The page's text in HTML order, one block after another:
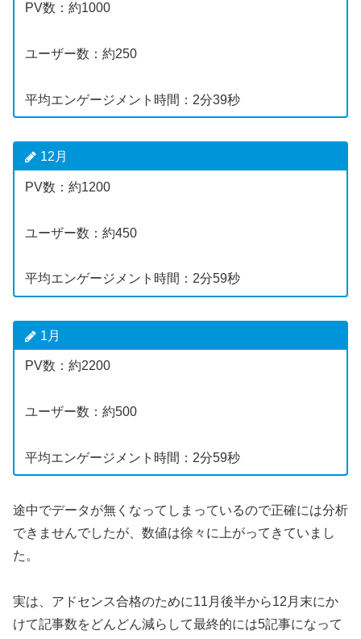
PV数：約1000
ユーザー数：約250
平均エンゲージメント時間：2分39秒
12月
PV数：約1200
ユーザー数：約450
平均エンゲージメント時間：2分59秒
1月
PV数：約2200
ユーザー数：約500
平均エンゲージメント時間：2分59秒
途中でデータが無くなってしまっているので正確には分析
できませんでしたが、数値は徐々に上がってきていまし
た。
実は、アドセンス合格のために11月後半から12月末にか
けて記事数をどんどん減らして最終的には5記事になって